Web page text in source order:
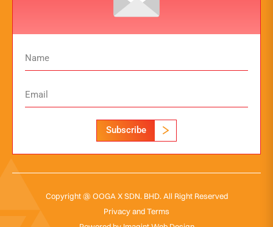
Subscribe
Copyright @ OOGA X SDN. BHD. All Right Reserved
Privacy and Terms